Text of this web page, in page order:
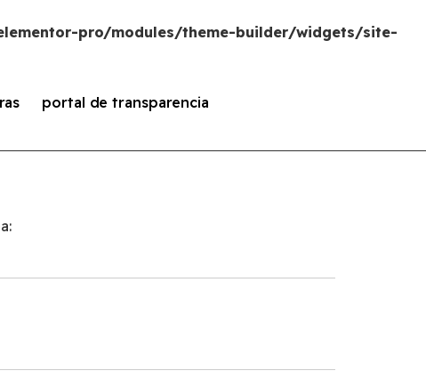
pro/modules/theme-builder/widgets/site-
portal de transparencia